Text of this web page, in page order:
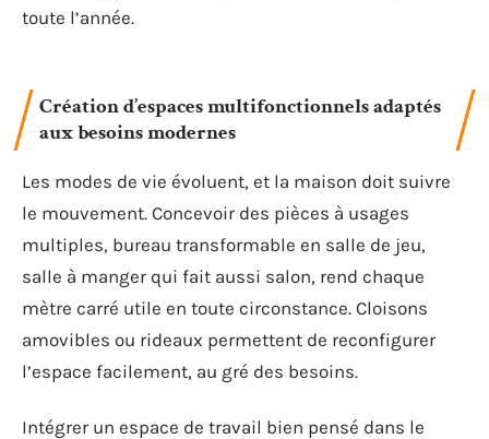
toute l’année.
Création d’espaces multifonctionnels adaptés
aux besoins modernes
Les modes de vie évoluent, et la maison doit suivre
le mouvement. Concevoir des pièces à usages
multiples, bureau transformable en salle de jeu,
salle à manger qui fait aussi salon, rend chaque
mètre carré utile en toute circonstance. Cloisons
amovibles ou rideaux permettent de reconfigurer
l’espace facilement, au gré des besoins.
Intégrer un espace de travail bien pensé dans le